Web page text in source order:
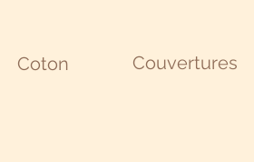
Coton Couvertures